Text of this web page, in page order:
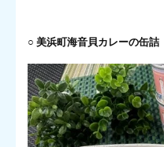
○ 美浜町海音貝カレーの缶詰